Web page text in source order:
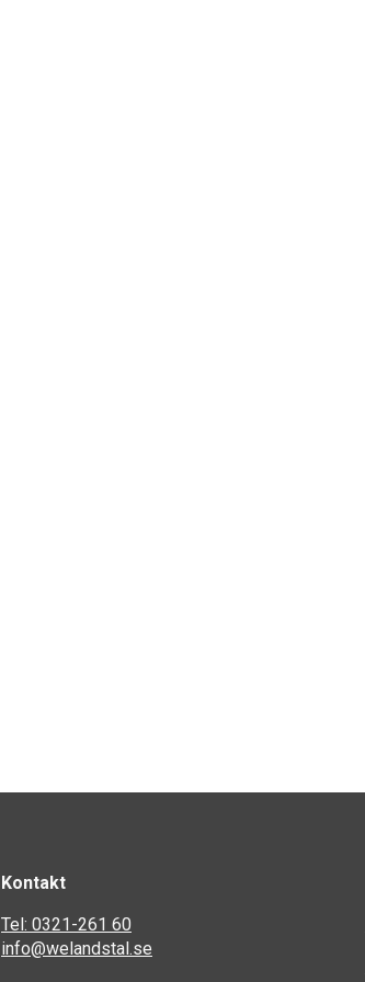
Kontakt
Tel: 0321-261 60
info@welandstal.se